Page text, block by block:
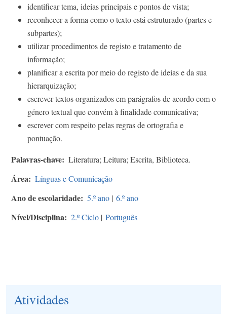
identificar tema, ideias principais e pontos de vista;
reconhecer a forma como o texto está estruturado (partes e
subpartes);
utilizar procedimentos de registo e tratamento de
informação;
planificar a escrita por meio do registo de ideias e da sua
hierarquização;
escrever textos organizados em parágrafos de acordo com o
género textual que convém à finalidade comunicativa;
escrever com respeito pelas regras de ortografia e
pontuação.
Palavras-chave Literatura; Leitura; Escrita, Biblioteca.
Área Línguas e Comunicação
Ano de escolaridade 5.º ano | 6.º ano
Nível/Disciplina 2.º Ciclo | Português
Atividades